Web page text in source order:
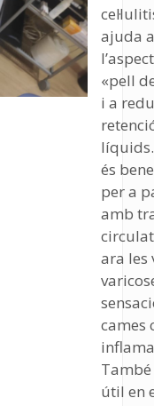
ajuda
«pell
i a
és
per a
amb
ara les
cames
útil en